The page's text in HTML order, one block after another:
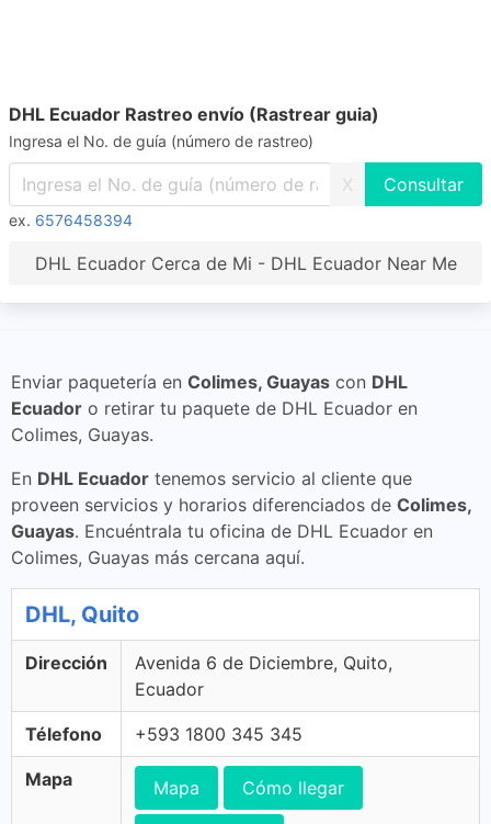
DHL Ecuador Rastreo envío (Rastrear guia)
Ingresa el No. de guía (número de rastreo)
X
ex. 6576458394
DHL Ecuador Cerca de Mi - DHL Ecuador Near Me
Enviar paquetería en Colimes, Guayas con DHL
Ecuador o retirar tu paquete de DHL Ecuador en
Colimes, Guayas.
En DHL Ecuador tenemos servicio al cliente que
proveen servicios y horarios diferenciados de Colimes,
Guayas. Encuéntrala tu oficina de DHL Ecuador en
Colimes, Guayas más cercana aquí.
DHL, Quito
Dirección
Avenida 6 de Diciembre, Quito,
Ecuador
Télefono +593 1800 345 345
Mapa Mapa Cómo llegar